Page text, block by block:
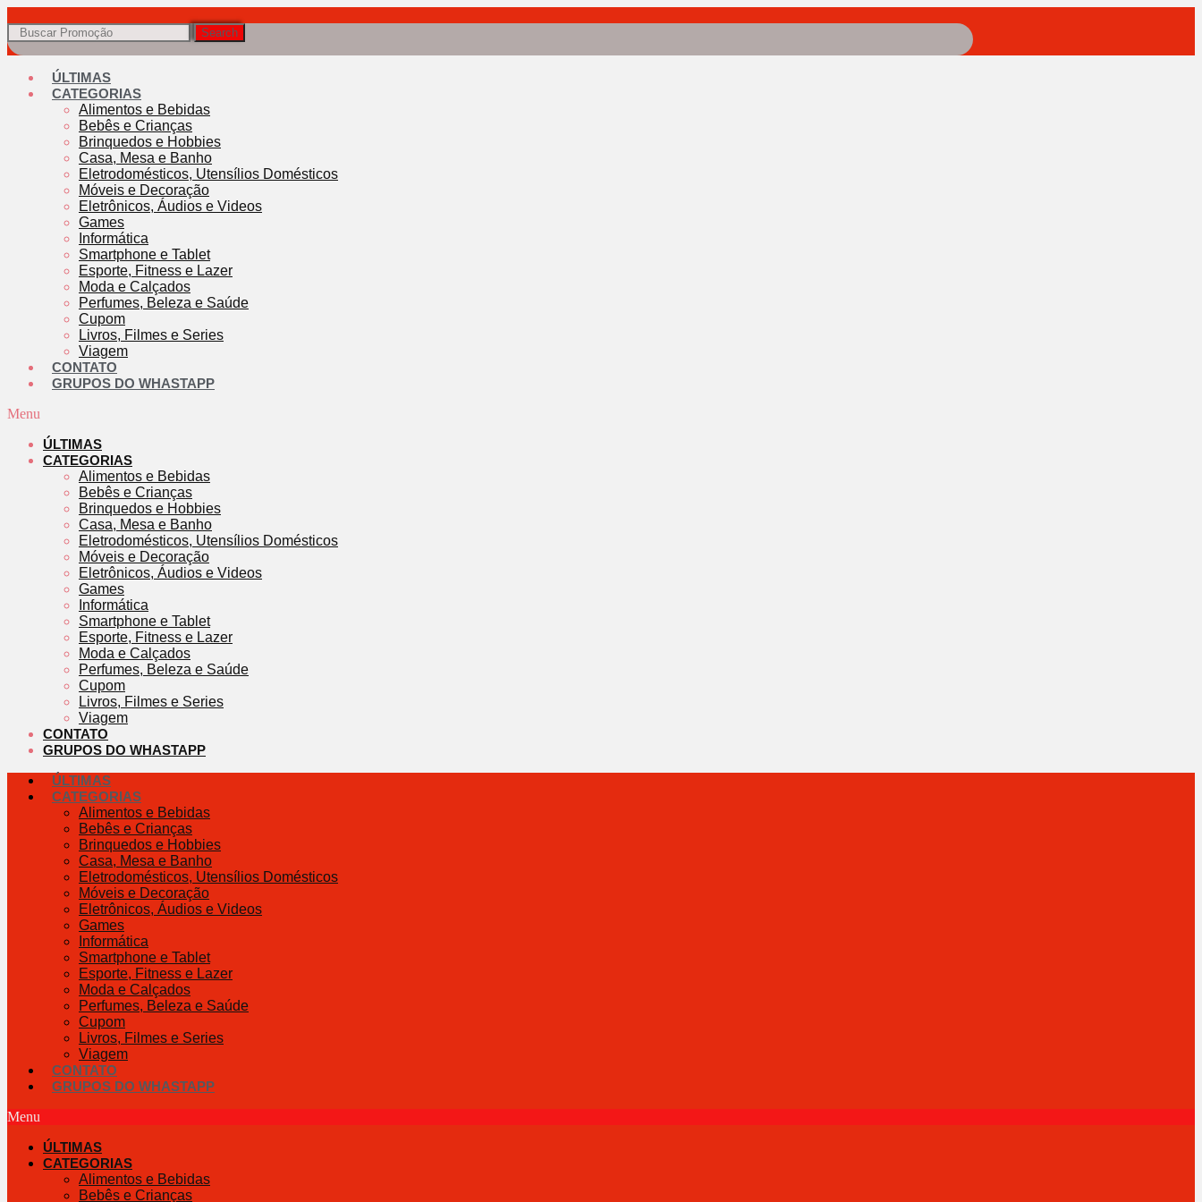
Search
ÚLTIMAS
CATEGORIAS
Alimentos e Bebidas
Bebês e Crianças
Brinquedos e Hobbies
Casa, Mesa e Banho
Eletrodomésticos, Utensílios Domésticos
Móveis e Decoração
Eletrônicos, Áudios e Videos
Games
Informática
Smartphone e Tablet
Esporte, Fitness e Lazer
Moda e Calçados
Perfumes, Beleza e Saúde
Cupom
Livros, Filmes e Series
Viagem
CONTATO
GRUPOS DO WHASTAPP
Menu
ÚLTIMAS
CATEGORIAS
Alimentos e Bebidas
Bebês e Crianças
Brinquedos e Hobbies
Casa, Mesa e Banho
Eletrodomésticos, Utensílios Domésticos
Móveis e Decoração
Eletrônicos, Áudios e Videos
Games
Informática
Smartphone e Tablet
Esporte, Fitness e Lazer
Moda e Calçados
Perfumes, Beleza e Saúde
Cupom
Livros, Filmes e Series
Viagem
CONTATO
GRUPOS DO WHASTAPP
ÚLTIMAS
CATEGORIAS
Alimentos e Bebidas
Bebês e Crianças
Brinquedos e Hobbies
Casa, Mesa e Banho
Eletrodomésticos, Utensílios Domésticos
Móveis e Decoração
Eletrônicos, Áudios e Videos
Games
Informática
Smartphone e Tablet
Esporte, Fitness e Lazer
Moda e Calçados
Perfumes, Beleza e Saúde
Cupom
Livros, Filmes e Series
Viagem
CONTATO
GRUPOS DO WHASTAPP
Menu
ÚLTIMAS
CATEGORIAS
Alimentos e Bebidas
Bebês e Crianças